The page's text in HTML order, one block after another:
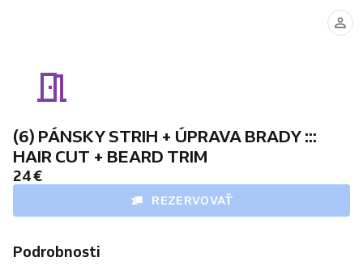
(6) PÁNSKY STRIH + ÚPRAVA BRADY :::
HAIR CUT + BEARD TRIM
24 €
REZERVOVAŤ
Podrobnosti